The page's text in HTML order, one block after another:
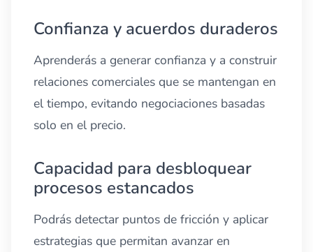
Confianza y acuerdos duraderos
Aprenderás a generar confianza y a construir
relaciones comerciales que se mantengan en
el tiempo, evitando negociaciones basadas
solo en el precio.
Capacidad para desbloquear
procesos estancados
Podrás detectar puntos de fricción y aplicar
estrategias que permitan avanzar en